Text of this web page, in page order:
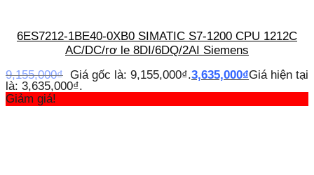
6ES7212-1BE40-0XB0 SIMATIC S7-1200 CPU 1212C
AC/DC/rơ le 8DI/6DQ/2AI Siemens
9,155,000₫ Giá gốc là: 9,155,000₫.3,635,000₫Giá hiện tại
là: 3,635,000₫.
Giảm giá!